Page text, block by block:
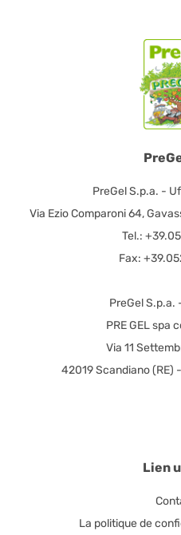
PreGel S.p.a. -
Via Ezio Comparoni 64,
Tel.:
Fax:
PreGel S.p.a.
PRE GEL spa
Via 11
42019 Scandiano (RE)
Lien
La politique de